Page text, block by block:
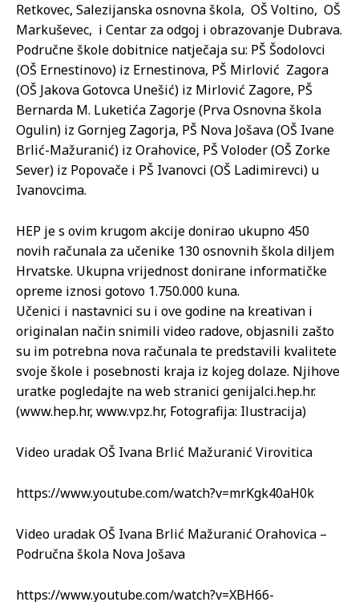
Retkovec, Salezijanska osnovna škola, OŠ Voltino, OŠ
Markuševec, i Centar za odgoj i obrazovanje Dubrava.
Područne škole dobitnice natječaja su: PŠ Šodolovci
(OŠ Ernestinovo) iz Ernestinova, PŠ Mirlović Zagora
(OŠ Jakova Gotovca Unešić) iz Mirlović Zagore, PŠ
Bernarda M. Luketića Zagorje (Prva Osnovna škola
Ogulin) iz Gornjeg Zagorja, PŠ Nova Jošava (OŠ Ivane
Brlić-Mažuranić) iz Orahovice, PŠ Voloder (OŠ Zorke
Sever) iz Popovače i PŠ Ivanovci (OŠ Ladimirevci) u
Ivanovcima.
HEP je s ovim krugom akcije donirao ukupno 450
novih računala za učenike 130 osnovnih škola diljem
Hrvatske. Ukupna vrijednost donirane informatičke
opreme iznosi gotovo 1.750.000 kuna.
Učenici i nastavnici su i ove godine na kreativan i
originalan način snimili video radove, objasnili zašto
su im potrebna nova računala te predstavili kvalitete
svoje škole i posebnosti kraja iz kojeg dolaze. Njihove
uratke pogledajte na web stranici genijalci.hep.hr.
(www.hep.hr, www.vpz.hr, Fotografija: Ilustracija)
Video uradak OŠ Ivana Brlić Mažuranić Virovitica
https://www.youtube.com/watch?v=mrKgk40aH0k
Video uradak OŠ Ivana Brlić Mažuranić Orahovica –
Područna škola Nova Jošava
https://www.youtube.com/watch?v=XBH66-